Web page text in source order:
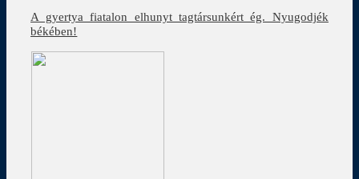
A gyertya fiatalon elhunyt tagtársunkért ég. Nyugodjék
békében!